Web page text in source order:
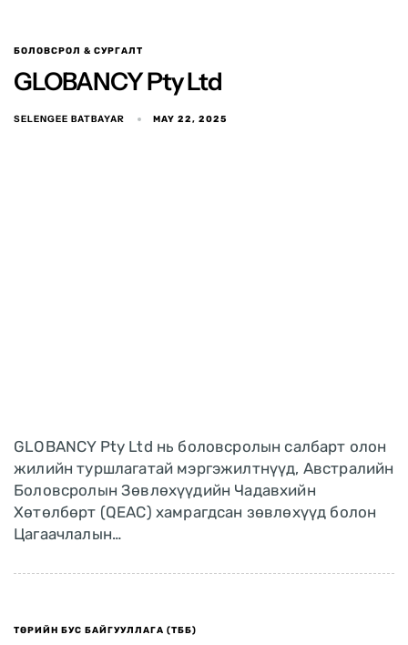
БОЛОВСРОЛ & СУРГАЛТ
GLOBANCY Pty Ltd
SELENGEE BATBAYAR MAY 22, 2025
GLOBANCY Pty Ltd нь боловсролын салбарт олон
жилийн туршлагатай мэргэжилтнүүд, Австралийн
Боловсролын Зөвлөхүүдийн Чадавхийн
Хөтөлбөрт (QEAC) хамрагдсан зөвлөхүүд болон
Цагаачлалын…
ТӨРИЙН БУС БАЙГУУЛЛАГА (ТББ)